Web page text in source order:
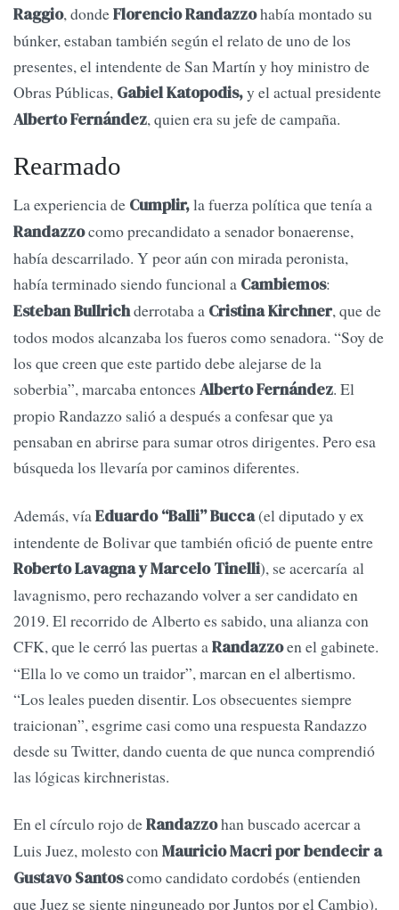
Raggio, dondeFlorencio Randazzohabía montado su
búnker, estaban también según el relato de uno de los
presentes, el intendente de San Martín y hoy ministro de
Obras Públicas, Gabiel Katopodis,y el actual presidente
Alberto Fernández, quien era su jefe de campaña.
Rearmado
La experiencia de Cumplir,la fuerza política que tenía a
Randazzocomo precandidato a senador bonaerense,
había descarrilado. Y peor aún con mirada peronista,
había terminado siendo funcional a Cambiemos:
Esteban Bullrichderrotaba a Cristina Kirchner, que de
todos modos alcanzaba los fueros como senadora. “Soy de
los que creen que este partido debe alejarse de la
soberbia”, marcaba entonces Alberto Fernández. El
propio Randazzo salió a después a confesar que ya
pensaban en abrirse para sumar otros dirigentes. Pero esa
búsqueda los llevaría por caminos diferentes.
Además, víaEduardo “Balli” Bucca(el diputado y ex
intendente de Bolivar que también ofició de puente entre
Roberto Lavagna y Marcelo Tinelli), se acercaría al
lavagnismo, pero rechazando volver a ser candidato en
2019. El recorrido de Alberto es sabido, una alianza con
CFK, que le cerró las puertas aRandazzoen el gabinete.
“Ella lo ve como un traidor”, marcan en el albertismo.
“Los leales pueden disentir. Los obsecuentes siempre
traicionan”, esgrime casi como una respuesta Randazzo
desde su Twitter, dando cuenta de que nunca comprendió
las lógicas kirchneristas.
En el círculo rojo deRandazzohan buscado acercar a
Luis Juez, molesto conMauricio Macri por bendecir a
Gustavo Santoscomo candidato cordobés (entienden
que Juez se siente ninguneado por Juntos por el Cambio).